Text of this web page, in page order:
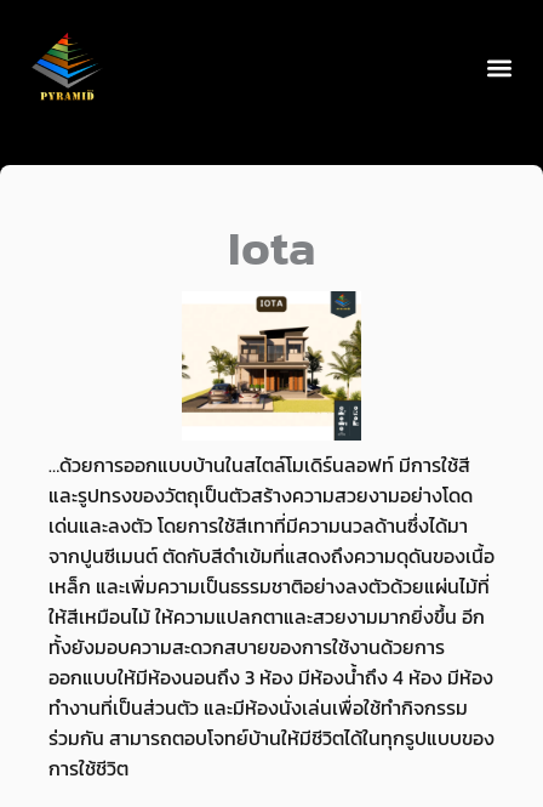
content
Iota
…ด้วยการออกแบบบ้านในสไตล์โมเดิร์นลอฟท์ มีการใช้สี
และรูปทรงของวัตถุเป็นตัวสร้างความสวยงามอย่างโดด
เด่นและลงตัว โดยการใช้สีเทาที่มีความนวลด้านซึ่งได้มา
จากปูนซีเมนต์ ตัดกับสีดำเข้มที่แสดงถึงความดุดันของเนื้อ
เหล็ก และเพิ่มความเป็นธรรมชาติอย่างลงตัวด้วยแผ่นไม้ที่
ให้สีเหมือนไม้ ให้ความแปลกตาและสวยงามมากยิ่งขึ้น อีก
ทั้งยังมอบความสะดวกสบายของการใช้งานด้วยการ
ออกแบบให้มีห้องนอนถึง 3 ห้อง มีห้องน้ำถึง 4 ห้อง มีห้อง
ทำงานที่เป็นส่วนตัว และมีห้องนั่งเล่นเพื่อใช้ทำกิจกรรม
ร่วมกัน สามารถตอบโจทย์บ้านให้มีชีวิตได้ในทุกรูปแบบของ
การใช้ชีวิต